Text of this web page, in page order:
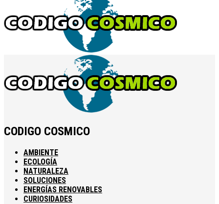
CODIGO COSMICO
AMBIENTE
ECOLOGÍA
NATURALEZA
SOLUCIONES
ENERGÍAS RENOVABLES
CURIOSIDADES